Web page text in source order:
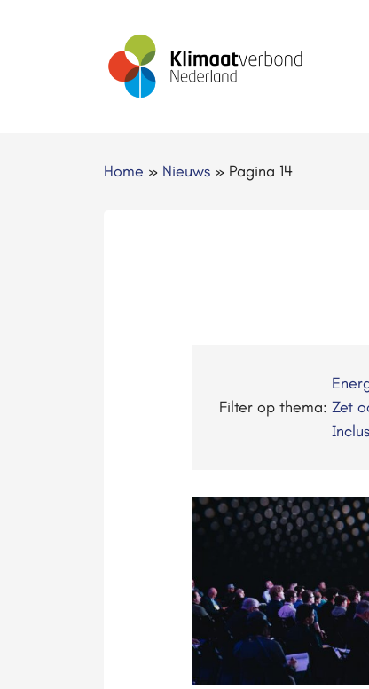
Home » Nieuws » Pagina 14
Filter op thema: Zet